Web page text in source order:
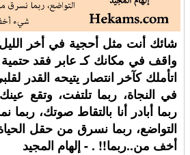
شائك أنت مثل أحجية في أخر الليل
واقف في مكانك كـ عابر فقد حتمية
اتأملك كآخر انتصار يتيحه القدر
في النجاة، ربما تلتفت، وتقع
ربما أبادر أنا بالتقاط صوتك،
التواضع، ربما نسرق من حقل
أخف من..ربما!! ⁧. - إلهام المجيد